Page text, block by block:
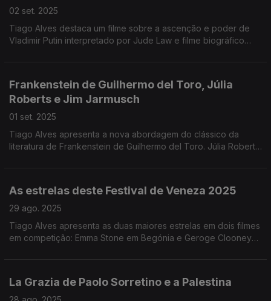
02 set. 2025
Tiago Alves destaca um filme sobre a ascenção e poder de
Vladimir Putin interpretado por Jude Law e filme biográfico
Frankenstein de Guilhermo del Toro, Júlia
Roberts e Jim Jarmusch
01 set. 2025
Tiago Alves apresenta a nova abordagem do clássico da
literatura de Frankenstein de Guilhermo del Toro. Júlia Roberts
As estrelas deste Festival de Veneza 2025
29 ago. 2025
Tiago Alves apresenta as duas maiores estrelas em dois filmes
em competição: Emma Stone em Begónia e Geroge Clooney
La Grazia de Paolo Sorretino e a Palestina